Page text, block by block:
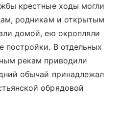
крестные ходы могли
родникам и открытым
домой, ею окропляли
постройки. В отдельных
рекам приводили
обычай принадлежал
обрядовой